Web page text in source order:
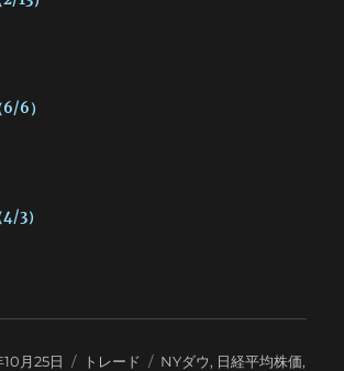
6）
3）
月25日
カ
トレード
タ
NYダウ, 日経平均株価,